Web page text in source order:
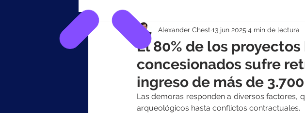
El 80% de los
concesionados sufre
ingreso de más de
Alexander Chest 13 jun 2025 4 min de lectura
Las demoras responden a diversos factores,
arqueológicos hasta conflictos contractuales.